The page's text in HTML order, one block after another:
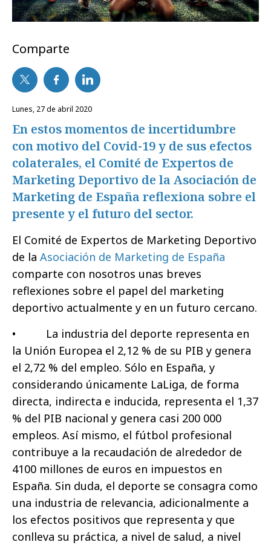
Comparte
lunes, 27 de abril 2020
En estos momentos de incertidumbre
con motivo del Covid-19 y de sus efectos
colaterales, el Comité de Expertos de
Marketing Deportivo de la Asociación de
Marketing de España reflexiona sobre el
presente y el futuro del sector.
El Comité de Expertos de Marketing Deportivo
de la Asociación de Marketing de España
comparte con nosotros unas breves
reflexiones sobre el papel del marketing
deportivo actualmente y en un futuro cercano.
• La industria del deporte representa en
la Unión Europea el 2,12 % de su PIB y genera
el 2,72 % del empleo. Sólo en España, y
considerando únicamente LaLiga, de forma
directa, indirecta e inducida, representa el 1,37
% del PIB nacional y genera casi 200 000
empleos. Así mismo, el fútbol profesional
contribuye a la recaudación de alrededor de
4100 millones de euros en impuestos en
España. Sin duda, el deporte se consagra como
una industria de relevancia, adicionalmente a
los efectos positivos que representa y que
conlleva su práctica, a nivel de salud, a nivel